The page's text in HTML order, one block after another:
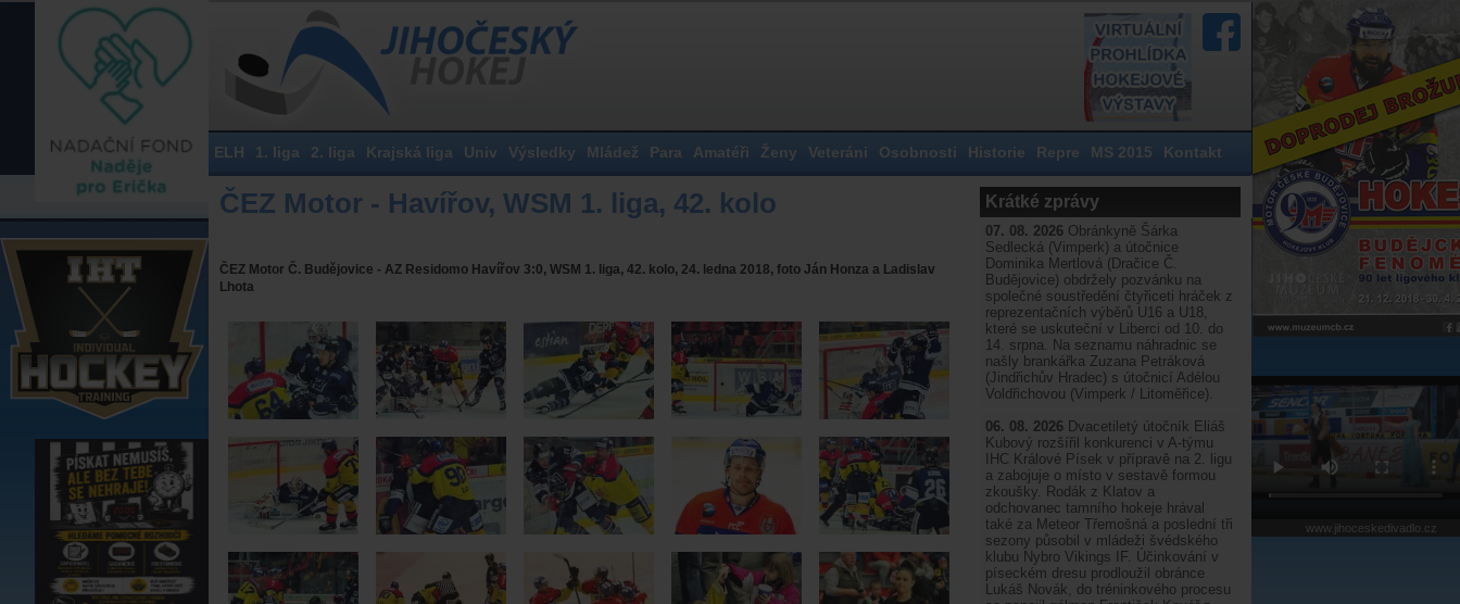
www.jihoceskedivadlo.cz
ELH 1. liga 2. liga Krajská liga Univ Výsledky Mládež Para Amatéři Ženy Veteráni Osobnosti Historie Repre MS 2015 Kontakt
ČEZ Motor - Havířov, WSM 1. liga, 42. kolo
ČEZ Motor Č. Budějovice - AZ Residomo Havířov 3:0, WSM 1. liga, 42. kolo, 24. ledna 2018, foto Ján Honza a Ladislav
Lhota
Krátké zprávy
07. 08. 2026 Obránkyně Šárka
Sedlecká (Vimperk) a útočnice
Dominika Mertlová (Dračice Č.
Budějovice) obdržely pozvánku na
společné soustředění čtyřiceti hráček z
reprezentačních výběrů U16 a U18,
které se uskuteční v Liberci od 10. do
14. srpna. Na seznamu náhradnic se
našly brankářka Zuzana Petráková
(Jindřichův Hradec) s útočnicí Adélou
Voldřichovou (Vimperk / Litoměřice).
06. 08. 2026 Dvacetiletý útočník Eliáš
Kubový rozšířil konkurenci v A-týmu
IHC Králové Písek v přípravě na 2. ligu
a zabojuje o místo v sestavě formou
zkoušky. Rodák z Klatov a
odchovanec tamního hokeje hrával
také za Meteor Třemošná a poslední tři
sezony působil v mládeži švédského
klubu Nybro Vikings IF. Účinkování v
píseckém dresu prodloužil obránce
Lukáš Novák, do tréninkového procesu